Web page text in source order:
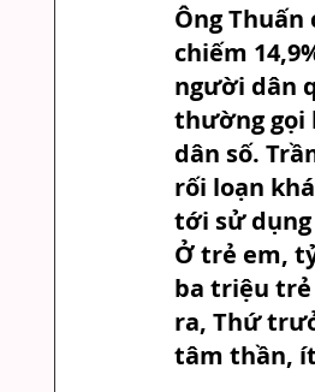
Ông
chiếm
người dân
thường gọi
dân số.
rối loạn
tới sử dụng
Ở trẻ em,
ba triệu trẻ
ra, Thứ
tâm thần,